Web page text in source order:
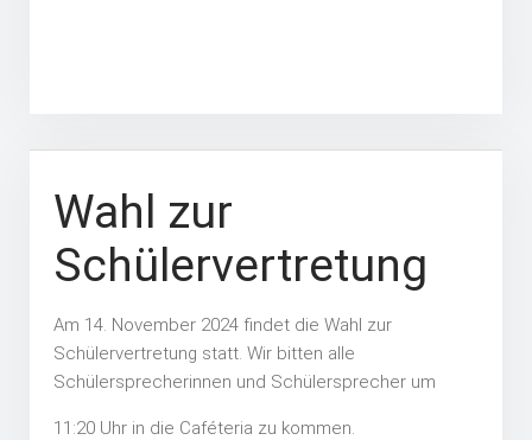
Wahl zur
Schülervertretung
Am 14. November 2024 findet die Wahl zur
Schülervertretung statt. Wir bitten alle
Schülersprecherinnen und Schülersprecher um
11:20 Uhr in die Caféteria zu kommen.